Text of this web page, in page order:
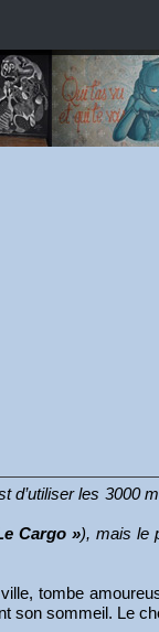
d’utiliser les 3000
Cargo »), mais le
tombe
son sommeil. Le